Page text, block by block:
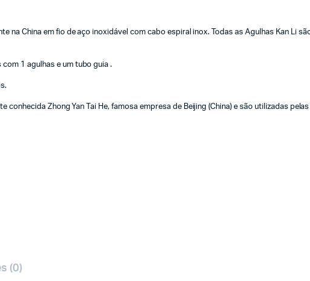
na China em fio de aço inoxidável com cabo espiral inox. Todas as Agulhas Kan Li
1 agulhas e um tubo guia .
conhecida Zhong Yan Tai He, famosa empresa de Beijing (China) e são utilizadas
(0)